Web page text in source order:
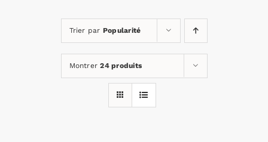
Trier par Popularité
Montrer24 produits